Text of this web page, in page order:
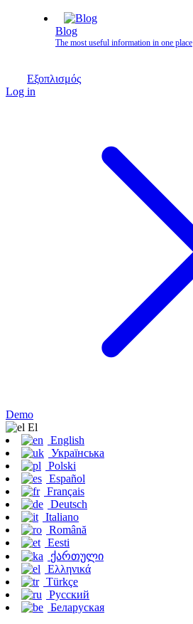
Blog
The most useful information in one place
Εξοπλισμός
Log in
Demo
Εl
English
Українська
Polski
Español
Français
Deutsch
Italiano
Română
Eesti
ქართული
Ελληνικά
Türkçe
Русский
Беларуская